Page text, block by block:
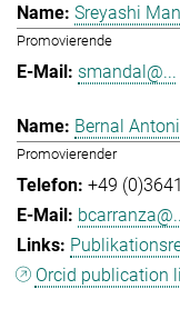
Sreyashi
Promovierende
smandal@...
Bernal
Promovierender
+49
Orcid publication